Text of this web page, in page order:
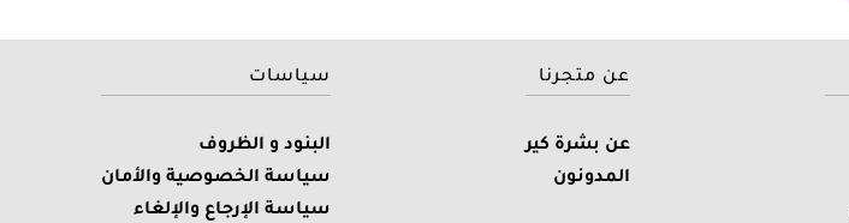
عن متجرنا
عن بشرة كير
المدونون
سياسات
البنود و الظروف
سياسة الخصوصية والأمان
سياسة الإرجاع والإلغاء